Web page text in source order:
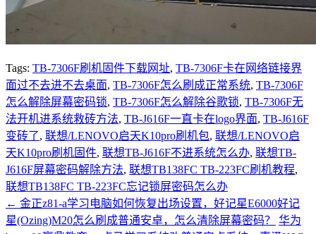
Tags: TB-7306F刷机固件下载网址, TB-7306F卡在网络链接界
面过不去进不去桌面, TB-7306F怎么刷成正常系统, TB-7306F
怎么解除屏幕密码锁, TB-7306F怎么解除谷歌锁, TB-7306F无
法开机进系统救砖方法, TB-J616F一直卡在logo界面, TB-J616F
变砖了, 联想/LENOVO启天K10pro刷机包, 联想/LENOVO启
天K10pro刷机固件, 联想TB-J616F不进系统怎么办, 联想TB-
J616F屏幕密码解除方法, 联想TB138FC TB-223FC刷机教程,
联想TB138FC TB-223FC忘记锁屏密码怎么办
← 金正z81-a学习电脑如何恢复出场设置，好记星E6000好记
星(Ozing)M20怎么刷成普通安卓，怎么清除屏幕密码？
华为